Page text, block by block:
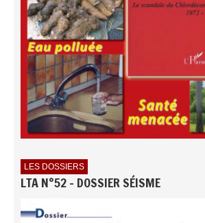
LES DOSSIERS
LTA N°52 - DOSSIER SÉISME